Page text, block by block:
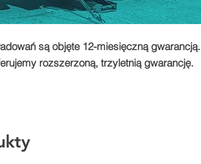
są objęte 12-miesięczną gwarancją.
rozszerzoną, trzyletnią gwarancję.